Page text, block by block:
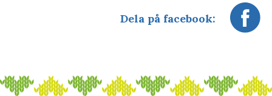
Dela på facebook: